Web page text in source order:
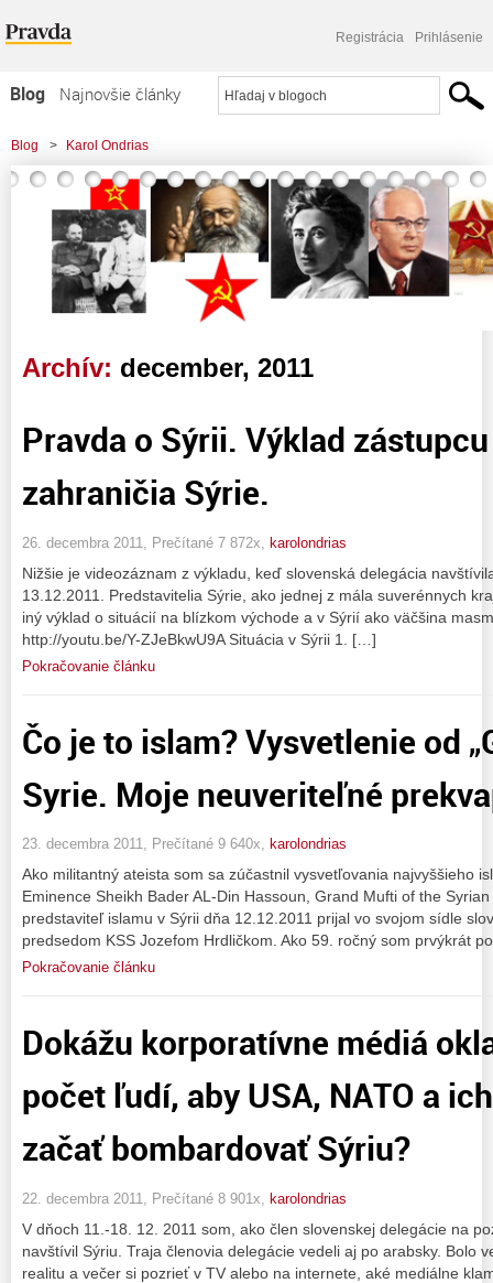
Registrácia Prihlásenie
Blog
Najnovšie články
Najčítanejšie články
Najkomentovanejšie články
Zoznam blogov
Komerčné blogy
Blog > Karol Ondrias
Archív: december, 2011
Pravda o Sýrii. Výklad
zahraničia Sýrie.
26. decembra 2011, Prečítané 7 872x, karolondrias
Nižšie je videozáznam z výkladu, keď slovenská delegácia
13.12.2011. Predstavitelia Sýrie, ako jednej z mála suverénnych
iný výklad o situácií na blízkom východe a v Sýrií ako väčšina
http://youtu.be/Y-ZJeBkwU9A Situácia v Sýrii 1. […]
Pokračovanie článku
Čo je to islam? Vysvetlenie od
Syrie. Moje neuveriteľné
23. decembra 2011, Prečítané 9 640x, karolondrias
Ako militantný ateista som sa zúčastnil vysvetľovania najvyššieho
Eminence Sheikh Bader AL-Din Hassoun, Grand Mufti of the
predstaviteľ islamu v Sýrii dňa 12.12.2011 prijal vo svojom sídle
predsedom KSS Jozefom Hrdličkom. Ako 59. ročný som prvýkrát
Pokračovanie článku
Dokážu korporatívne médiá
počet ľudí, aby USA, NATO a
začať bombardovať Sýriu?
22. decembra 2011, Prečítané 8 901x, karolondrias
V dňoch 11.-18. 12. 2011 som, ako člen slovenskej delegácie na
navštívil Sýriu. Traja členovia delegácie vedeli aj po arabsky. Bolo
realitu a večer si pozrieť v TV alebo na internete, aké mediálne